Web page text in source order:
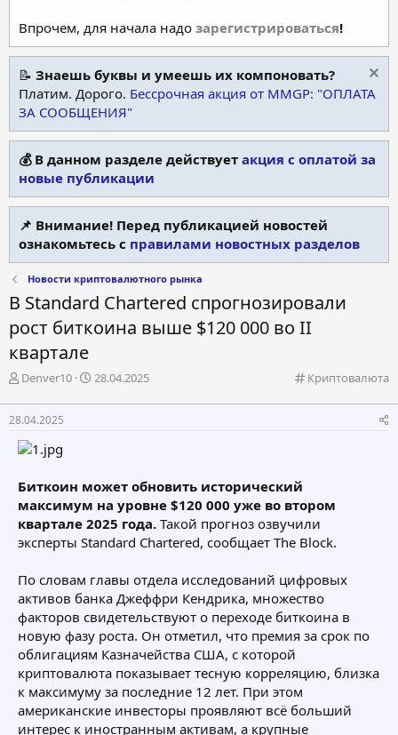
Впрочем, для начала надо зарегистрироваться!
📝 Знаешь буквы и умеешь их компоновать?
Платим. Дорого. Бессрочная акция от MMGP: "ОПЛАТА
ЗА СООБЩЕНИЯ"
💰 В данном разделе действует акция с оплатой за
новые публикации
📌 Внимание! Перед публикацией новостей
ознакомьтесь с правилами новостных разделов
Новости криптовалютного рынка
В Standard Chartered спрогнозировали
рост биткоина выше $120 000 во II
квартале
К
т
я
Криптовалюта
А
т
о
р
т
м
ы
Denver10
Д
т
а
л
а
28.04.2025
28.04.2025
Биткоин может обновить исторический
максимум на уровне $120 000 уже во втором
квартале 2025 года. Такой прогноз озвучили
эксперты Standard Chartered, сообщает The Block.
По словам главы отдела исследований цифровых
активов банка Джеффри Кендрика, множество
факторов свидетельствуют о переходе биткоина в
новую фазу роста. Он отметил, что премия за срок по
облигациям Казначейства США, с которой
криптовалюта показывает тесную корреляцию, близка
к максимуму за последние 12 лет. При этом
американские инвесторы проявляют всё больший
интерес к иностранным активам, а крупные